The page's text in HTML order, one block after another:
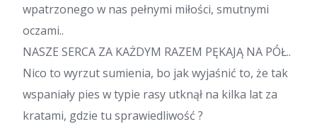
wpatrzonego w nas pełnymi miłości, smutnymi
oczami..
NASZE SERCA ZA KAŻDYM RAZEM PĘKAJĄ NA PÓŁ..
Nico to wyrzut sumienia, bo jak wyjaśnić to, że tak
wspaniały pies w typie rasy utknął na kilka lat za
kratami, gdzie tu sprawiedliwość ?